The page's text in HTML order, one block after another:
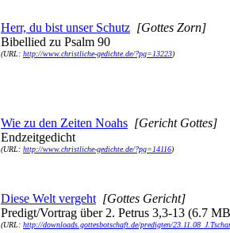
Herr, du bist unser Schutz [Gottes Zorn]
Bibellied zu Psalm 90
(URL: http://www.christliche-gedichte.de/?pg=13223)
Wie zu den Zeiten Noahs [Gericht Gottes]
Endzeitgedicht
(URL: http://www.christliche-gedichte.de/?pg=14116)
Diese Welt vergeht [Gottes Gericht]
Predigt/Vortrag über 2. Petrus 3,3-13 (6.7
(URL: http://downloads.gottesbotschaft.de/predigten/